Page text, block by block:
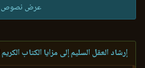
عرض نصوص
إرشاد العقل السليم إلى مزايا الكتاب